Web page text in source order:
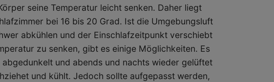
seine Temperatur leicht senken. Daher liegt
bei 16 bis 20 Grad. Ist die Umgebungsluft
abkühlen und der Einschlafzeitpunkt verschiebt
zu senken, gibt es einige Möglichkeiten. Es
und abends und nachts wieder gelüftet
und kühlt. Jedoch sollte aufgepasst werden,